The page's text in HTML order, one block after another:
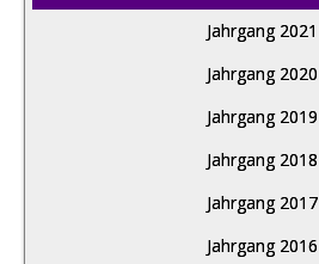
Jahrgang 2021
Jahrgang 2020
Jahrgang 2019
Jahrgang 2018
Jahrgang 2017
Jahrgang 2016